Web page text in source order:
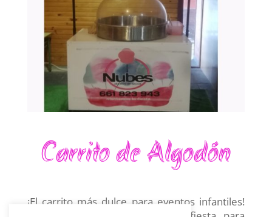
Carrito de Algodón
¡El carrito más dulce para eventos infantiles!